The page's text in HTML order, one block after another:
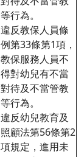
等行為。
違反教保人員條
例第33條第1項，
教保服務人員不
得對幼兒有不當
對待及不當管教
等行為。
違反幼兒教育及
照顧法第56條第2
項規定，進用未